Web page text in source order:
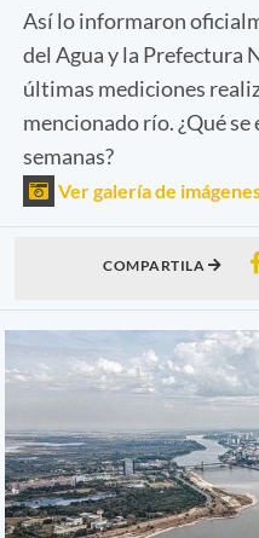
Así lo informaron
del Agua y la Prefectura
últimas mediciones
mencionado río. ¿Qué
semanas?
Ver galería de
COMPARTILA